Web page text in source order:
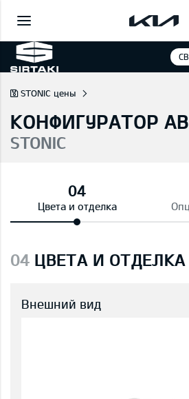
STONIC цены
КОНФИГУРАТОР
STONIC
Цвета и отделка
04 ЦВЕТА И ОТДЕЛКА
Внешний вид